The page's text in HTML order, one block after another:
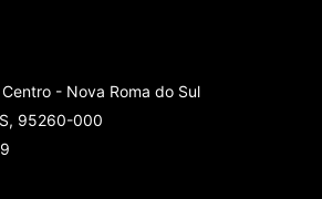
- Nova Roma do Sul
95260-000